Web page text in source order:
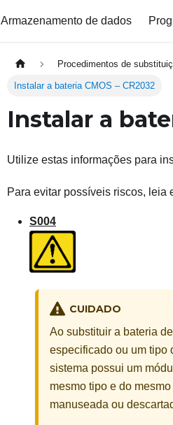
Armazenamento de dados
Procedimentos de
Instalar a bateria CMOS – CR2032
Instalar a
Utilize estas informações para
Para evitar possíveis riscos, leia
S004
CUIDADO
Ao substituir a bateria
especificado ou um tipo
sistema possui um
mesmo tipo e do
manuseada ou